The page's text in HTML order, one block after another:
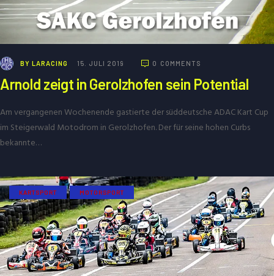
BY LARACING 15. JULI 2019 0 COMMENTS
Arnold zeigt in Gerolzhofen sein Potential
Am vergangenen Wochenende gastierte der süddeutsche ADAC Kart Cup
im Steigerwald Motodrom in Gerolzhofen. Der für seine hohen Curbs
bekannte…
KARTSPORT MOTORSPORT